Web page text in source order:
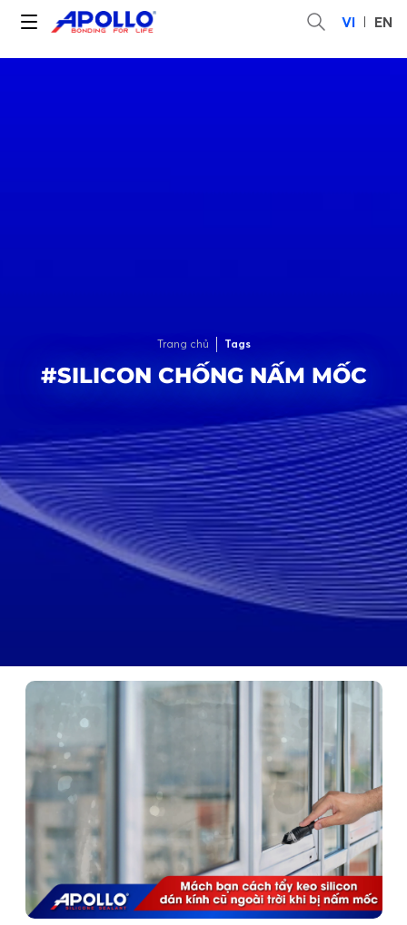
VI EN
Trang chủ Tags
#SILICON CHỐNG NẤM MỐC